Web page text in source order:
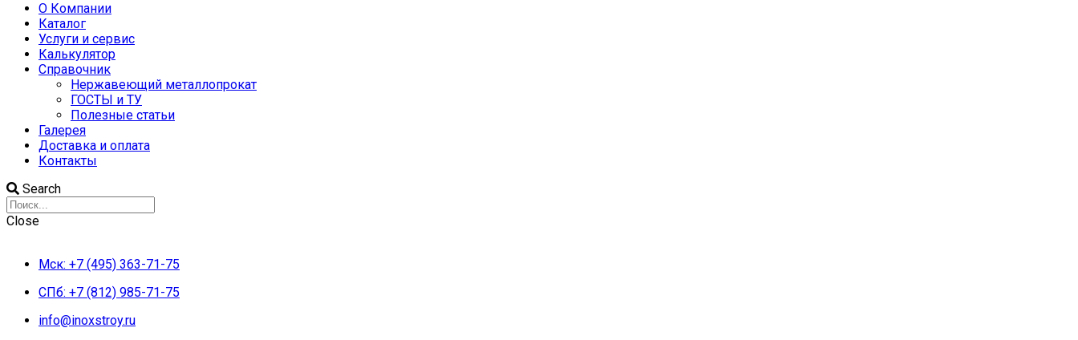
О Компании
Каталог
Услуги и сервис
Калькулятор
Справочник
Нержавеющий металлопрокат
ГОСТЫ и ТУ
Полезные статьи
Галерея
Доставка и оплата
Контакты
Search
Close
Мск: +7 (495) 363-71-75
СПб: +7 (812) 985-71-75
info@inoxstroy.ru